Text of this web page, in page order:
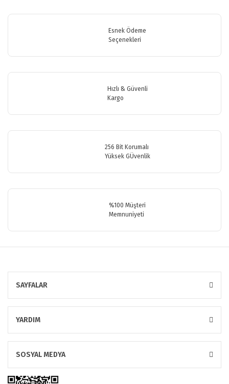
Bu ürüne ilk yorumu siz yapın!
Görüş ve önerileriniz için teşekkür ederiz.
Ürün resmi kalitesiz, bozuk veya görüntülenemiyor.
Ürün fiyatı diğer sitelerden daha pahalı.
Esnek Ödeme
Seçenekleri
Hızlı & Güvenli
Kargo
256 Bit Korumalı
Yüksek GÜvenlik
%100 Müşteri
Memnuniyeti
SAYFALAR
YARDIM
SOSYAL MEDYA